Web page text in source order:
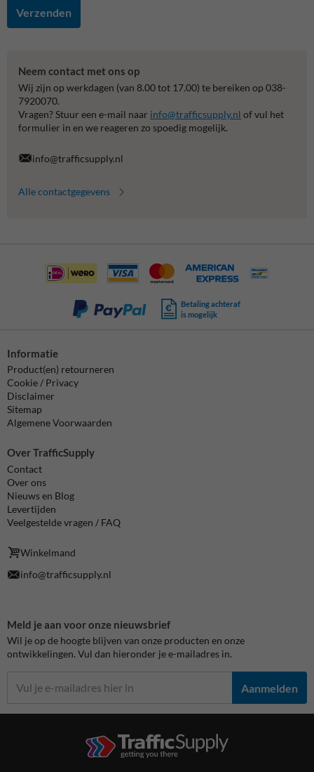
Verzenden
Neem contact met ons op
Wij zijn op werkdagen (van 8.00 tot 17.00) te bereiken op 038-
7920070.
Vragen? Stuur een e-mail naar info@trafficsupply.nl of vul het
formulier in en we reageren zo spoedig mogelijk.
info@trafficsupply.nl
Alle contactgegevens
Betaling achteraf
is mogelijk
Informatie
Product(en) retourneren
Cookie / Privacy
Disclaimer
Sitemap
Algemene Voorwaarden
Over TrafficSupply
Contact
Over ons
Nieuws en Blog
Levertijden
Veelgestelde vragen / FAQ
Winkelmand
info@trafficsupply.nl
Meld je aan voor onze nieuwsbrief
Wil je op de hoogte blijven van onze producten en onze
ontwikkelingen. Vul dan hieronder je e-mailadres in.
Aanmelden